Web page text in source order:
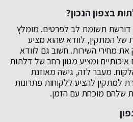
בצפון הנכון?
דורשת תשומת לב לפרטים. מומלץ
של המתקין, לוודא שהוא מציע
מחירי השירות. חשוב גם לוודא
ומציע מגוון רחב של דלתות
מעבר לזה, גישה מאוזנת
למתקין להציע ללקוחות פתרונות
שלהם מוכחת עם הזמן.